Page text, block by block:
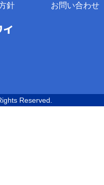
針 お問い合わせ
Reserved.